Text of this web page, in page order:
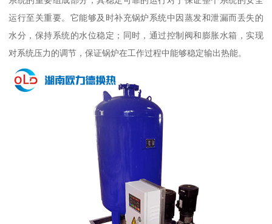
运行至关重要。它能够及时补充锅炉系统中因蒸发和泄漏而丢失的
水分，保持系统的水位稳定；同时，通过控制阀和膨胀水箱，实现
对系统压力的调节，保证锅炉在工作过程中能够稳定输出热能。